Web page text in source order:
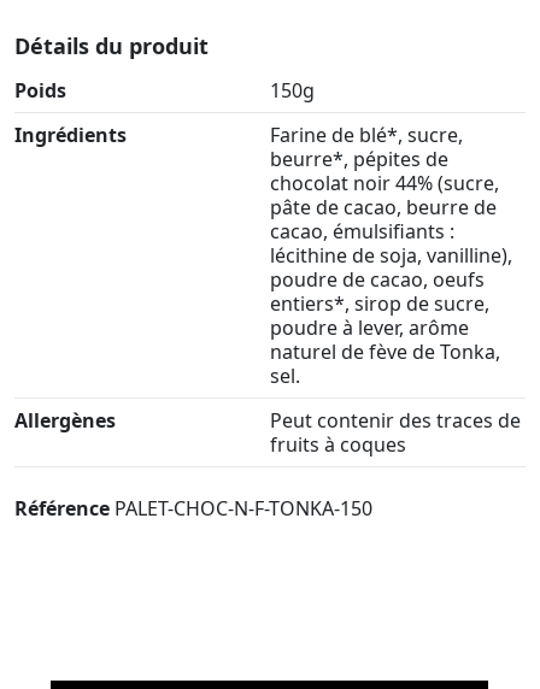
Détails du produit
Poids
150g
Ingrédients
Farine de blé*, sucre,
beurre*, pépites de
chocolat noir 44% (sucre,
pâte de cacao, beurre de
cacao, émulsifiants :
lécithine de soja, vanilline),
poudre de cacao, oeufs
entiers*, sirop de sucre,
poudre à lever, arôme
naturel de fève de Tonka,
sel.
Allergènes
Peut contenir des traces de
fruits à coques
Référence PALET-CHOC-N-F-TONKA-150